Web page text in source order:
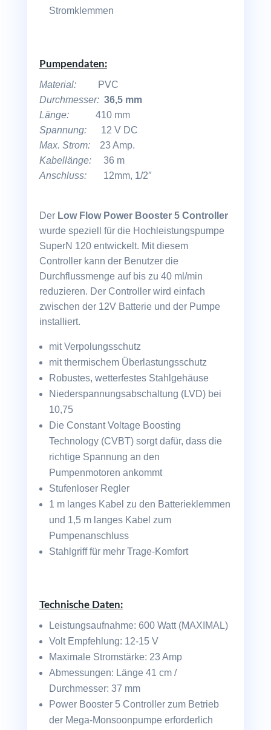
Stromklemmen
Pumpendaten:
Material:
PVC
Durchmesser: 36,5 mm
Länge:
410 mm
Spannung:12 V DC
Max. Strom:
23 Amp.
Kabellänge:
36 m
Anschluss:
12mm, 1/2″
Der Low Flow Power Booster 5 Controller
wurde speziell für die Hochleistungs­pumpe
SuperN 120 entwickelt. Mit diesem
Controller kann der Benutzer die
Durchflussmenge auf bis zu 40 ml/min
reduzieren. Der Controller wird einfach
zwischen der 12V Batterie und der Pumpe
installiert.
mit Verpolungsschutz
mit thermischem Überlastungsschutz
Robustes, wetterfestes Stahlgehäuse
Niederspannungsabschaltung (LVD) bei
10,75
Die Constant Voltage Boosting
Technology (CVBT) sorgt dafür, dass die
richtige Spannung an den
Pumpenmotoren ankommt
Stufenloser Regler
1 m langes Kabel zu den Batterieklemmen
und 1,5 m langes Kabel zum
Pumpenanschluss
Stahlgriff für mehr Trage-Komfort
Technische Daten:
Leistungsaufnahme: 600 Watt (MAXIMAL)
Volt Empfehlung: 12-15 V
Maximale Stromstärke: 23 Amp
Abmessungen: Länge 41 cm /
Durchmesser: 37 mm
Power Booster 5 Controller zum Betrieb
der Mega-Monsoonpumpe erforderlich